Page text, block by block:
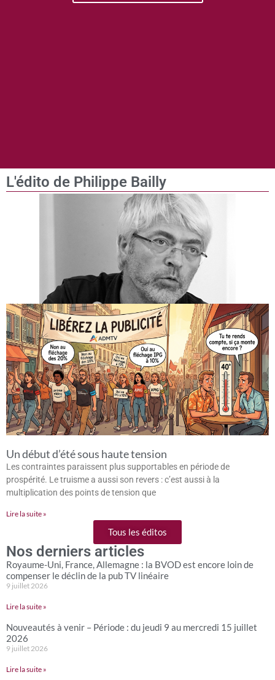
L'édito de Philippe Bailly
Un début d’été sous haute tension
Les contraintes paraissent plus supportables en période de
prospérité. Le truisme a aussi son revers : c’est aussi à la
multiplication des points de tension que
Lire la suite »
Tous les éditos
Nos derniers articles
Royaume-Uni, France, Allemagne : la BVOD est encore loin de
compenser le déclin de la pub TV linéaire
9 juillet 2026
Lire la suite »
Nouveautés à venir – Période : du jeudi 9 au mercredi 15 juillet
2026
9 juillet 2026
Lire la suite »